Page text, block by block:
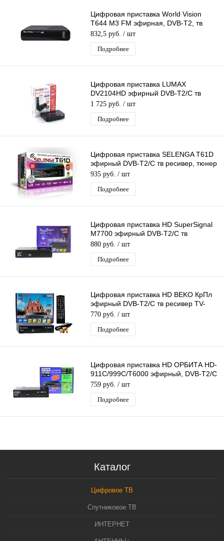
Цифровая приставка World Vision
T644 M3 FM эфирная, DVB-T2, тв
бесплатно, тюнер, ресивер, приемник
832,5 руб. / шт
Подробнее
Цифровая приставка LUMAX
DV2104HD эфирный DVB-T2/C тв
ресивер бесплатное тв TV-тюнер
медиаплеер IPTV
1 725 руб. / шт
Подробнее
Цифровая приставка SELENGA T61D
эфирный DVB-T2/C тв ресивер, тюнер
бесплатного IPTV, медиаплеер
935 руб. / шт
Подробнее
Цифровая приставка HD SuperSignal
M7700 эфирный DVB-T2/C тв
приставка, тв тюнер, tvbox,
медиаплеер
880 руб. / шт
Подробнее
Цифровая приставка HD BEKO КрПл
эфирный DVB-T2/C тв ресивер TV-
тюнер бесплатного тв, медиаплеер
770 руб. / шт
Подробнее
Цифровая приставка HD ОРБИТА HD-
911C/999С/T6000 эфирный, DVB-T2/C
тв приставка, тв тюнер медиаплеер
759 руб. / шт
Подробнее
Каталог
Цифровое ТВ
Спутниковое ТВ
ИНТЕРНЕТ